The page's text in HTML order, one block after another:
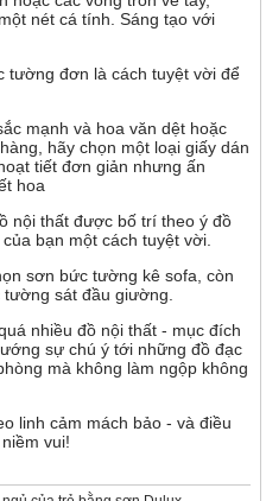
nét cá tính. Sáng tạo với
tường đơn là cách tuyệt vời để
mạnh và hoa văn dệt hoặc
hãy chọn một loại giấy dán
tiết đơn giản nhưng ấn
hoa
nội thất được bố trí theo ý đồ
bạn một cách tuyệt vời.
sơn bức tường kê sofa, còn
sát đầu giường.
nhiều đồ nội thất - mục đích
sự chú ý tới những đồ đạc
mà không làm ngộp không
linh cảm mách bảo - và điều
vui!